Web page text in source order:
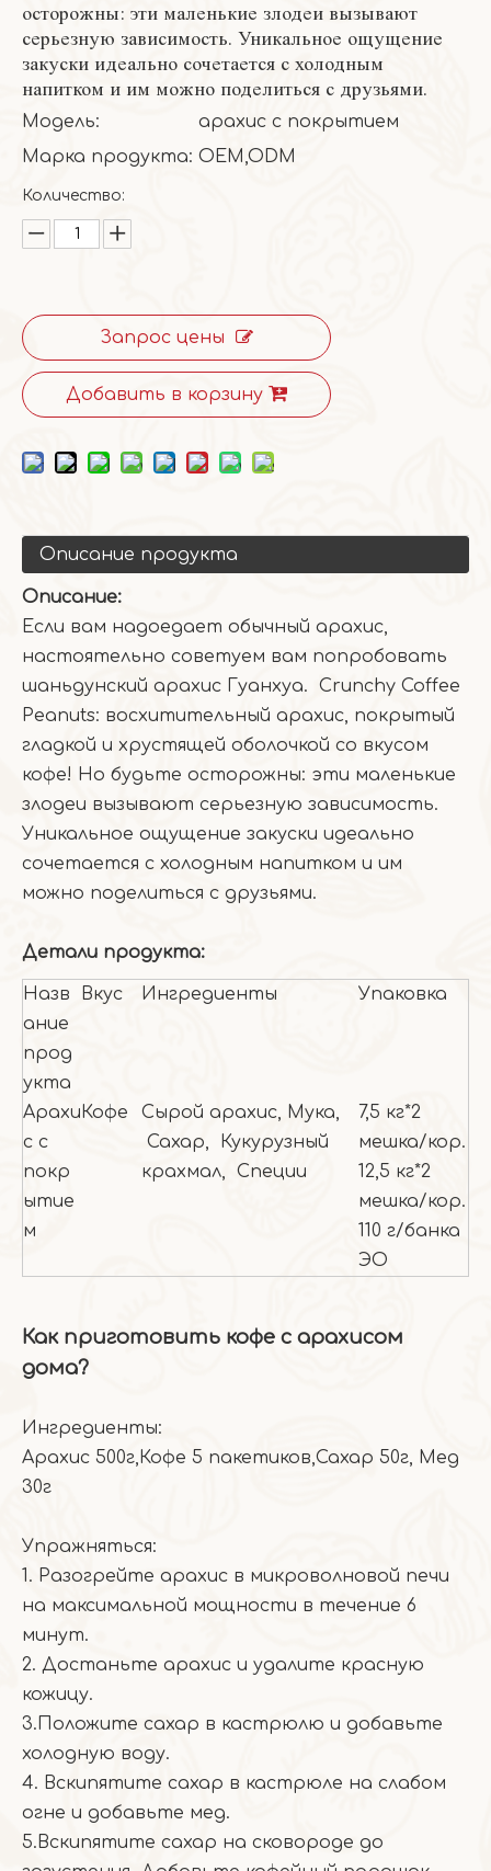
осторожны: эти маленькие злодеи вызывают
серьезную зависимость. Уникальное ощущение
закуски идеально сочетается с холодным
напитком и им можно поделиться с друзьями.​
Модель:
арахис с покрытием
Марка продукта: OEM,ODM
Количество:
Запрос цены
Добавить в корзину
Описание продукта
Описание:
Если вам надоедает обычный арахис,
настоятельно советуем вам попробовать
шаньдунский арахис Гуанхуа. Crunchy Coffee
Peanuts: восхитительный арахис, покрытый
гладкой и хрустящей оболочкой со вкусом
кофе! Но будьте осторожны: эти маленькие
злодеи вызывают серьезную зависимость.
Уникальное ощущение закуски идеально
сочетается с холодным напитком и им
можно поделиться с друзьями.
Детали продукта:
Назв
ание
прод
укта
Вкус Ингредиенты Упаковка
Арахи
с с
покр
ытие
м
Кофе
Сырой арахис, Мука,
Сахар, Кукурузный
крахмал, Специи
7,5 кг*2
мешка/кор.
12,5 кг*2
мешка/кор.
110 г/банка
ЭО
Как приготовить кофе с арахисом
дома?
Ингредиенты:
Арахис 500г,Кофе 5 пакетиков,Сахар 50г, Мед
30г
Упражняться:
1. Разогрейте арахис в микроволновой печи
на максимальной мощности в течение 6
минут.
2. Достаньте арахис и удалите красную
кожицу.
3.Положите сахар в кастрюлю и добавьте
холодную воду.
4. Вскипятите сахар в кастрюле на слабом
огне и добавьте мед.
5.Вскипятите сахар на сковороде до